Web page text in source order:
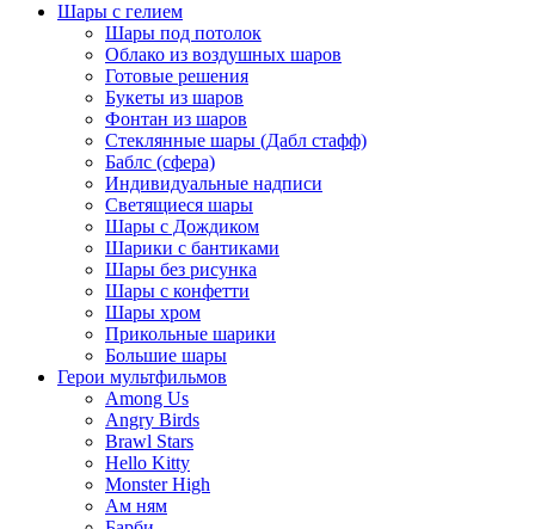
Шары с гелием
Шары под потолок
Облако из воздушных шаров
Готовые решения
Букеты из шаров
Фонтан из шаров
Стеклянные шары (Дабл стафф)
Баблс (сфера)
Индивидуальные надписи
Светящиеся шары
Шары с Дождиком
Шарики с бантиками
Шары без рисунка
Шары с конфетти
Шары хром
Прикольные шарики
Большие шары
Герои мультфильмов
Among Us
Angry Birds
Brawl Stars
Hello Kitty
Monster High
Ам ням